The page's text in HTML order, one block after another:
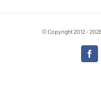
© Copyright 2012 -